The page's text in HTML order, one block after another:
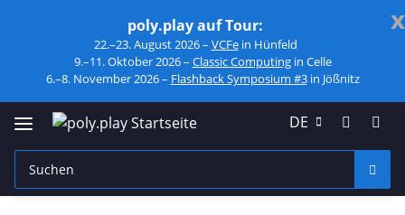
x
poly.play auf Tour:
22.–23. August 2026 – VCFein Hünfeld
9.–11. Oktober 2026 – Classic Computingin Celle
6.–8. November 2026 – Flashback Symposium #3in Jößnitz
DE